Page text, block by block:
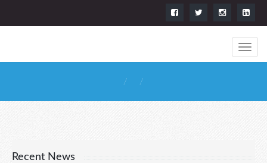
Recent News